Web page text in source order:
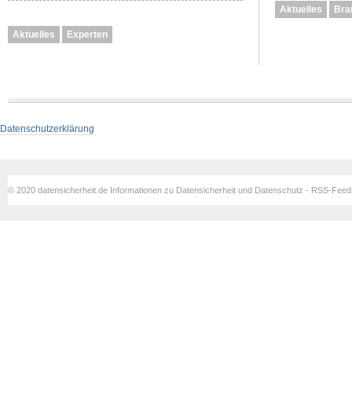
Aktuelles Experten
Aktuelles
Datenschutzerklärung
© 2020 datensicherheit.de Informationen zu Datensicherheit und Datenschutz - RSS-